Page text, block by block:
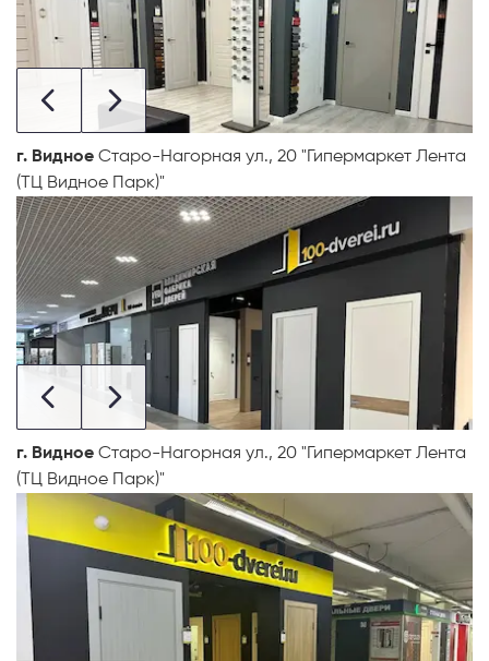
г. Видное Старо-Нагорная ул., 20 "Гипермаркет Лента
(ТЦ Видное Парк)"
г. Видное Старо-Нагорная ул., 20 "Гипермаркет Лента
(ТЦ Видное Парк)"